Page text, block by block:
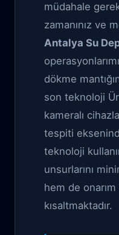
müdahale
zamanınız ve
Antalya Su
dökme
son teknoloji
kameralı
tespiti
teknoloji
unsurlarını
hem de
kısaltmaktadır.